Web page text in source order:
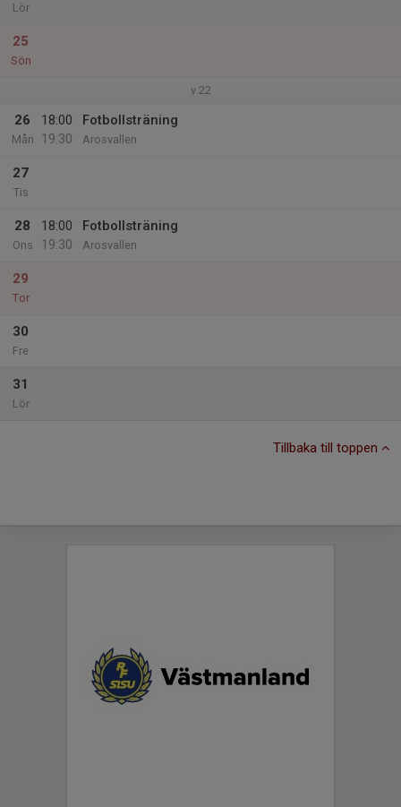
Lör
25
Sön
v.22
26
Mån
18:00
19:30
Fotbollsträning
Arosvallen
27
Tis
28
Ons
18:00
19:30
Fotbollsträning
Arosvallen
29
Tor
30
Fre
31
Lör
Tillbaka till toppen